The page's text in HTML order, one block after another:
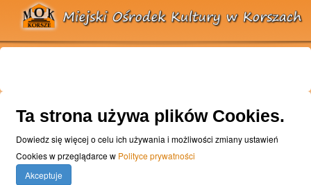
Ta strona używa plików Cookies.
Dowiedz się więcej o celu ich używania i możliwości zmiany ustawień
Cookies w przeglądarce w Polityce prywatności
Akceptuje